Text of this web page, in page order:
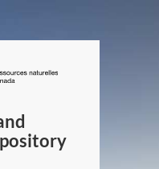
/
Canada